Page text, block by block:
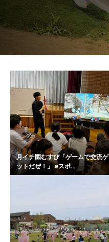
月イチ園むすび「ゲームで交流ゲ
ットだぜ！」 eスポ...